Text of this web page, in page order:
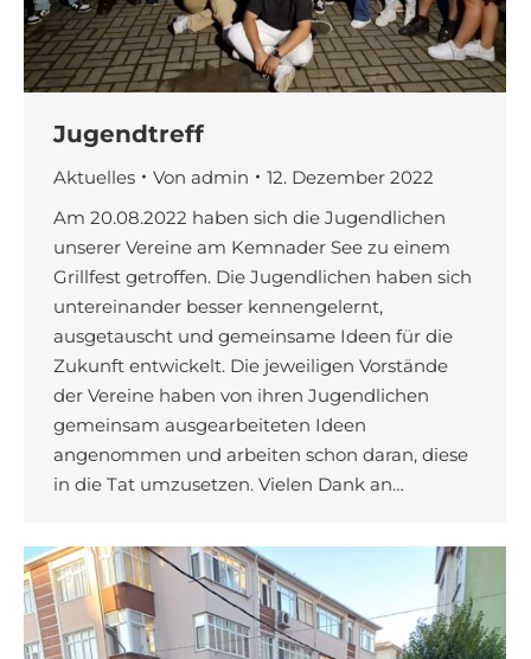
Jugendtreff
Aktuelles Von admin
12. Dezember 2022
Am 20.08.2022 haben sich die Jugendlichen
unserer Vereine am Kemnader See zu einem
Grillfest getroffen. Die Jugendlichen haben sich
untereinander besser kennengelernt,
ausgetauscht und gemeinsame Ideen für die
Zukunft entwickelt. Die jeweiligen Vorstände
der Vereine haben von ihren Jugendlichen
gemeinsam ausgearbeiteten Ideen
angenommen und arbeiten schon daran, diese
in die Tat umzusetzen. Vielen Dank an…